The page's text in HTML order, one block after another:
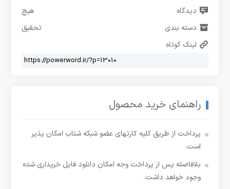
دیدگاه
هیچ
دسته بندی
تحقیق
لینک کوتاه
راهنمای خرید محصول
پرداخت از طریق کلیه کارتهای عضو شبکه شتاب امکان پذیر
است.
بلافاصله پس از پرداخت وجه امکان دانلود فایل خریداری شده
وجود خواهد داشت.